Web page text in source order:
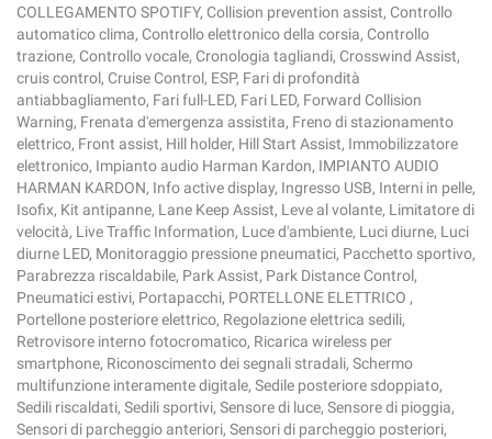
COLLEGAMENTO SPOTIFY, Collision prevention assist, Controllo
automatico clima, Controllo elettronico della corsia, Controllo
trazione, Controllo vocale, Cronologia tagliandi, Crosswind Assist,
cruis control, Cruise Control, ESP, Fari di profondità
antiabbagliamento, Fari full-LED, Fari LED, Forward Collision
Warning, Frenata d'emergenza assistita, Freno di stazionamento
elettrico, Front assist, Hill holder, Hill Start Assist, Immobilizzatore
elettronico, Impianto audio Harman Kardon, IMPIANTO AUDIO
HARMAN KARDON, Info active display, Ingresso USB, Interni in pelle,
Isofix, Kit antipanne, Lane Keep Assist, Leve al volante, Limitatore di
velocità, Live Traffic Information, Luce d'ambiente, Luci diurne, Luci
diurne LED, Monitoraggio pressione pneumatici, Pacchetto sportivo,
Parabrezza riscaldabile, Park Assist, Park Distance Control,
Pneumatici estivi, Portapacchi, PORTELLONE ELETTRICO ,
Portellone posteriore elettrico, Regolazione elettrica sedili,
Retrovisore interno fotocromatico, Ricarica wireless per
smartphone, Riconoscimento dei segnali stradali, Schermo
multifunzione interamente digitale, Sedile posteriore sdoppiato,
Sedili riscaldati, Sedili sportivi, Sensore di luce, Sensore di pioggia,
Sensori di parcheggio anteriori, Sensori di parcheggio posteriori,